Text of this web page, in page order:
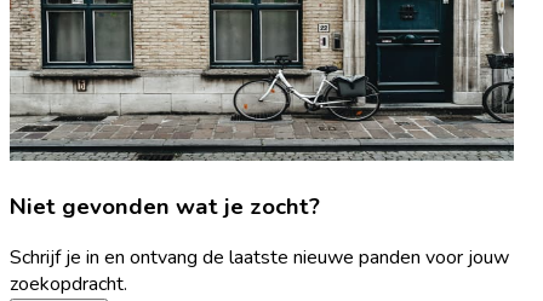
Niet gevonden wat je zocht?
Schrijf je in en ontvang de laatste nieuwe panden voor jouw
zoekopdracht.